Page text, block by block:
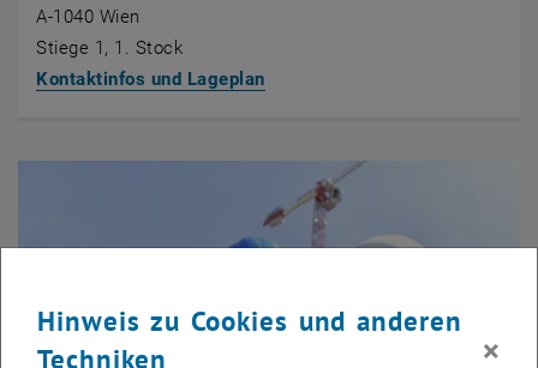
A-1040 Wien
Stiege 1, 1. Stock
Kontaktinfos und Lageplan
Hinweis zu Cookies und anderen
Techniken
×